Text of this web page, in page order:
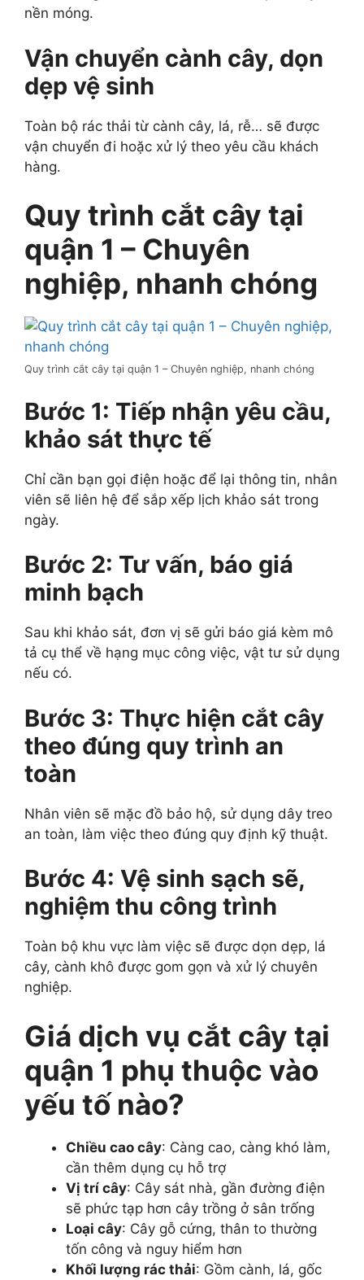
nền móng.
Vận chuyển cành cây, dọn
dẹp vệ sinh
Toàn bộ rác thải từ cành cây, lá, rễ… sẽ được
vận chuyển đi hoặc xử lý theo yêu cầu khách
hàng.
Quy trình cắt cây tại
quận 1 – Chuyên
nghiệp, nhanh chóng
Quy trình cắt cây tại quận 1 – Chuyên nghiệp, nhanh chóng
Bước 1: Tiếp nhận yêu cầu,
khảo sát thực tế
Chỉ cần bạn gọi điện hoặc để lại thông tin, nhân
viên sẽ liên hệ để sắp xếp lịch khảo sát trong
ngày.
Bước 2: Tư vấn, báo giá
minh bạch
Sau khi khảo sát, đơn vị sẽ gửi báo giá kèm mô
tả cụ thể về hạng mục công việc, vật tư sử dụng
nếu có.
Bước 3: Thực hiện cắt cây
theo đúng quy trình an
toàn
Nhân viên sẽ mặc đồ bảo hộ, sử dụng dây treo
an toàn, làm việc theo đúng quy định kỹ thuật.
Bước 4: Vệ sinh sạch sẽ,
nghiệm thu công trình
Toàn bộ khu vực làm việc sẽ được dọn dẹp, lá
cây, cành khô được gom gọn và xử lý chuyên
nghiệp.
Giá dịch vụ cắt cây tại
quận 1 phụ thuộc vào
yếu tố nào?
Chiều cao cây: Càng cao, càng khó làm,
cần thêm dụng cụ hỗ trợ
Vị trí cây: Cây sát nhà, gần đường điện
sẽ phức tạp hơn cây trồng ở sân trống
Loại cây: Cây gỗ cứng, thân to thường
tốn công và nguy hiểm hơn
Khối lượng rác thải: Gồm cành, lá, gốc